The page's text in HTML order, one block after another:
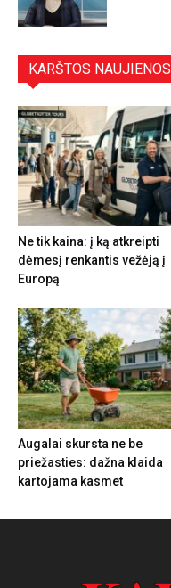
KARŠTOS NAUJIENOS
Ne tik kaina: į ką atkreipti
dėmesį renkantis vežėją į
Europą
Augalai skursta ne be
priežasties: dažna klaida
kartojama kasmet